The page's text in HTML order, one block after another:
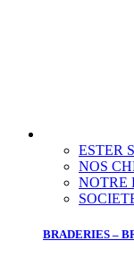
ESTER
NOS
NOTRE
BRADERIES –